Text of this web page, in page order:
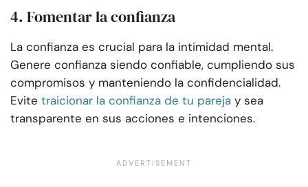
4. Fomentar la confianza
La confianza es crucial para la intimidad mental.
Genere confianza siendo confiable, cumpliendo sus
compromisos y manteniendo la confidencialidad.
Evite traicionar la confianza de tu pareja y sea
transparente en sus acciones e intenciones.